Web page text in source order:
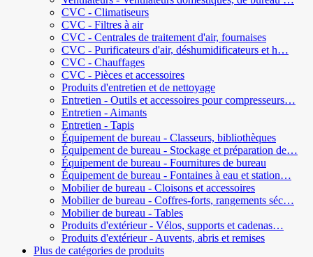
CVC - Climatiseurs
CVC - Filtres à air
CVC - Centrales de traitement d'air, fournaises
CVC - Purificateurs d'air, déshumidificateurs et h…
CVC - Chauffages
CVC - Pièces et accessoires
Produits d'entretien et de nettoyage
Entretien - Outils et accessoires pour compresseurs…
Entretien - Aimants
Entretien - Tapis
Équipement de bureau - Classeurs, bibliothèques
Équipement de bureau - Stockage et préparation de…
Équipement de bureau - Fournitures de bureau
Équipement de bureau - Fontaines à eau et station…
Mobilier de bureau - Cloisons et accessoires
Mobilier de bureau - Coffres-forts, rangements séc…
Mobilier de bureau - Tables
Produits d'extérieur - Vélos, supports et cadenas…
Produits d'extérieur - Auvents, abris et remises
Plus de catégories de produits